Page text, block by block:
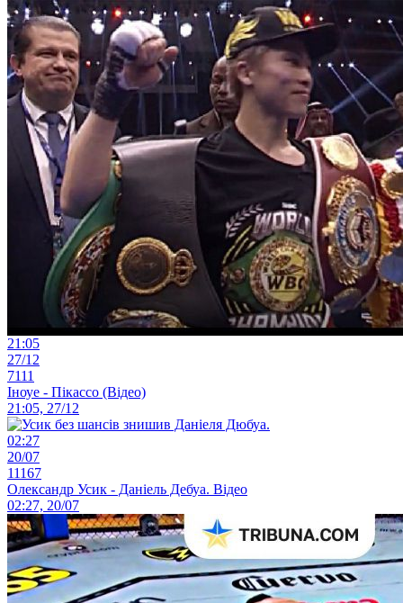
21:05
27/12
7111
Іноуе - Пікассо (Відео)
21:05, 27/12
02:27
20/07
11167
Олександр Усик - Даніель Дебуа. Відео
02:27, 20/07